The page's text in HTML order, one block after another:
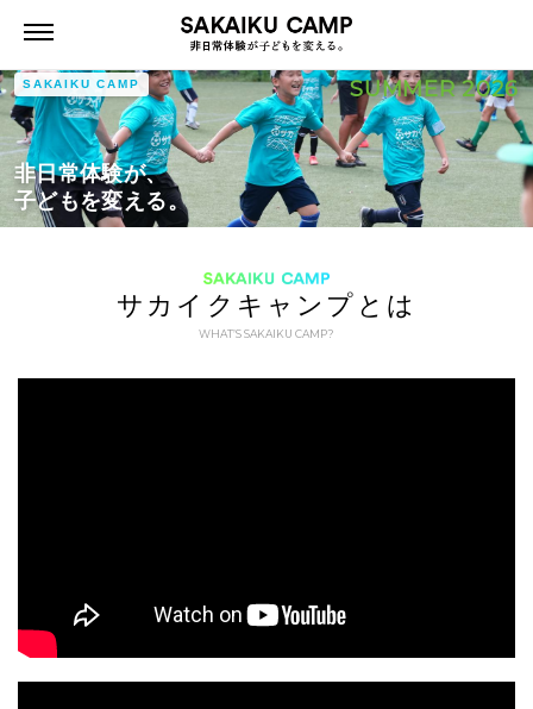
SAKAIKU CAMP 非日常体
験が子どもを変える。
参加者の満足度が高いキャンプ
「考える力」が身についた ★★★★☆ 自分自身に変化があった
SAKAIKU CAMP SUMMER 2026
非日常体験が、
子どもを変える。
SAKAIKU CAMP
サカイクキャンプとは
WHAT’S SAKAIKU CAMP?